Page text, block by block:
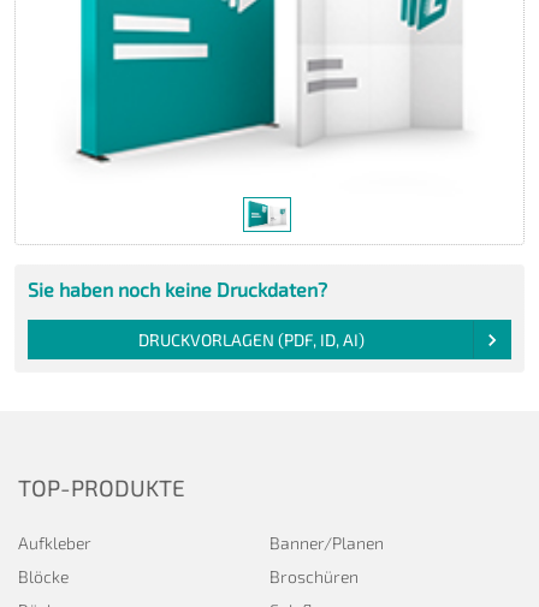
Sie haben noch keine Druckdaten?
DRUCKVORLAGEN (PDF, ID, AI)
TOP-PRODUKTE
Aufkleber
Banner/Planen
Blöcke
Broschüren